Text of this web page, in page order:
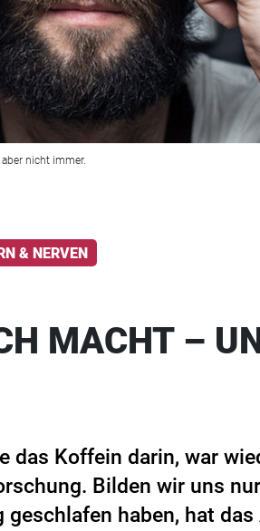
nicht immer.
& NERVEN
MACHT –
das Koffein darin, war
Bilden wir uns
haben, hat